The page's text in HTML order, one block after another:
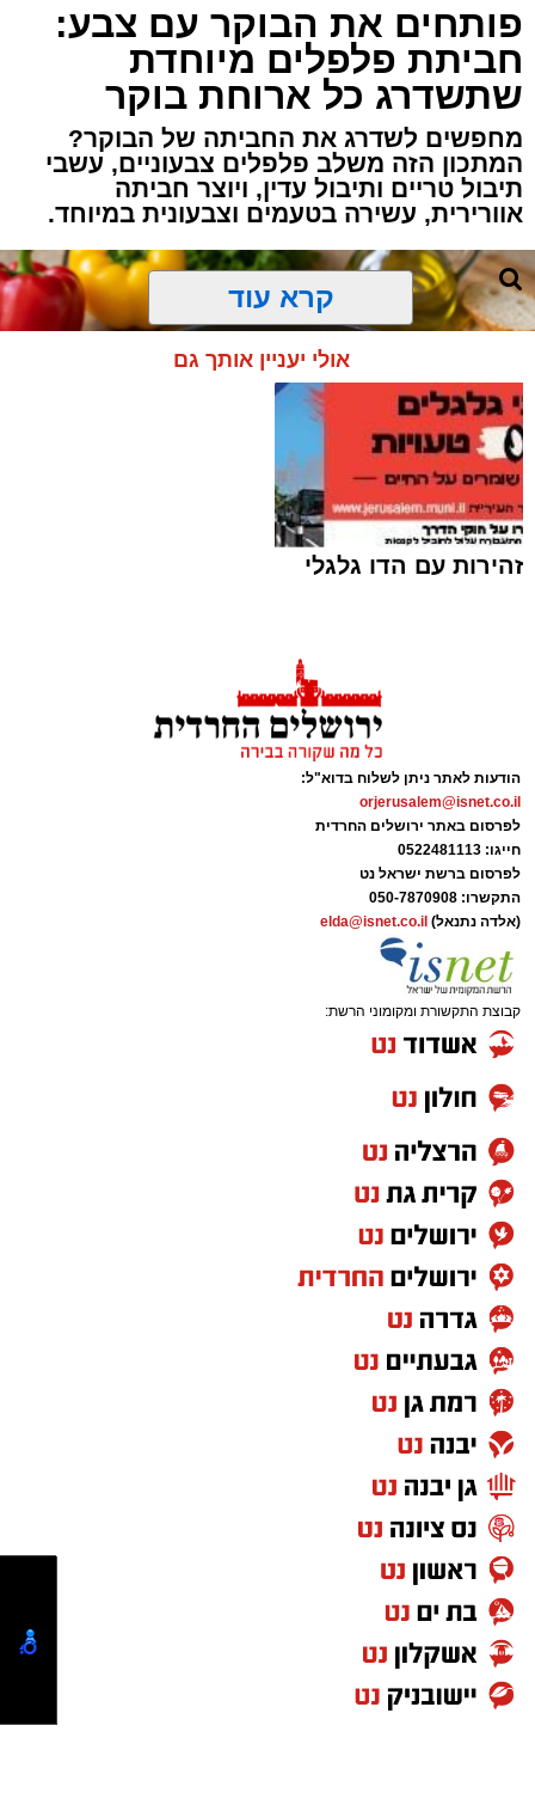
פותחים את הבוקר עם צבע:
חביתת פלפלים מיוחדת
שתשדרג כל ארוחת בוקר
מחפשים לשדרג את החביתה של הבוקר?
המתכון הזה משלב פלפלים צבעוניים, עשבי
תיבול טריים ותיבול עדין, ויוצר חביתה
אוורירית, עשירה בטעמים וצבעונית במיוחד.
אלדה נתנאל / 10:21 07.08.26
תגים:חביתת ירק
מצרכים (ל-2 מנות)
4 ביצים
½ פלפל אדום, חתוך לקוביות קטנות
¼ פלפל ירוק, חתוך לקוביות קטנות
2 כפות פטרוזיליה קצוצה
2 כפות עירית קצוצה
2 כפות גבינה בולגרית מפוררת (לא חובה)
½ כפית פפריקה מתוקה
קורט כורכום (לצבע)
מלח ופלפל שחור לפי הטעם
כפית חמאה וכפית שמן זית לטיגון
אופן ההכנה
קרא עוד
אולי יעניין אותך גם
זהירות עם הדו גלגלי
הודעות לאתר ניתן לשלוח בדוא"ל:
orjerusalem@isnet.co.il
לפרסום באתר ירושלים החרדית
חייגו: 0522481113
לפרסום ברשת ישראל נט
התקשרו: 050-7870908
(אלדה נתנאל) elda@isnet.co.il
קבוצת התקשורת ומקומוני הרשת: